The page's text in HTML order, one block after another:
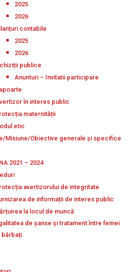
2025
2026
contabile
2025
2026
publice
Anunturi – Invitatii participare
în interes public
maternității
etic
Misiune/Obiective generale și specifice
2021 – 2024
avertizorului de integritate
de informații de interes public
la locul de muncă
de șanse și tratament între femei
bărbați